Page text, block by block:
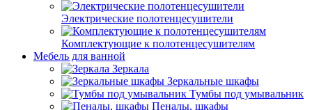
Электрические полотенцесушители
Комплектующие к полотенцесушителям
Мебель для ванной
Зеркала
Зеркальные шкафы
Тумбы под умывальник
Пеналы, шкафы